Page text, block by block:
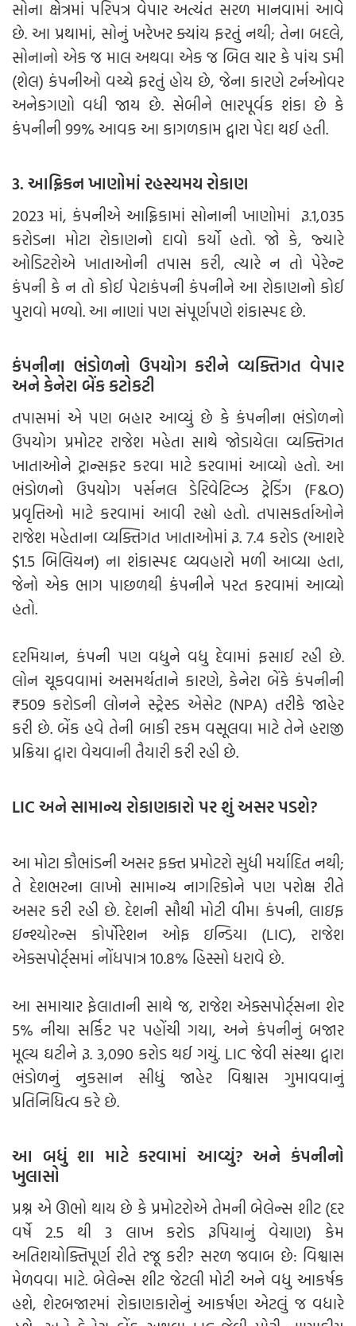
સોના ક્ષેત્રમાં પરિપત્ર વેપાર અત્યંત સરળ માનવામાં આવે
છે. આ પ્રથામાં, સોનું ખરેખર ક્યાંય ફરતું નથી; તેના બદલે,
સોનાનો એક જ માલ અથવા એક જ બિલ ચાર કે પાંચ ડમી
(શેલ) કંપનીઓ વચ્ચે ફરતું હોય છે, જેના કારણે ટર્નઓવર
અનેકગણો વધી જાય છે. સેબીને ભારપૂર્વક શંકા છે કે
કંપનીની 99% આવક આ કાગળકામ દ્વારા પેદા થઈ હતી.
3. આફ્રિકન ખાણોમાં રહસ્યમય રોકાણ
2023 માં, કંપનીએ આફ્રિકામાં સોનાની ખાણોમાં રૂ.1,035
કરોડના મોટા રોકાણનો દાવો કર્યો હતો. જો કે, જ્યારે
ઓડિટરોએ ખાતાઓની તપાસ કરી, ત્યારે ન તો પેરેન્ટ
કંપની કે ન તો કોઈ પેટાકંપની કંપનીને આ રોકાણનો કોઈ
પુરાવો મળ્યો. આ નાણાં પણ સંપૂર્ણપણે શંકાસ્પદ છે.
કંપનીના ભંડોળનો ઉપયોગ કરીને વ્યક્તિગત વેપાર
અને કેનેરા બેંક કટોકટી
તપાસમાં એ પણ બહાર આવ્યું છે કે કંપનીના ભંડોળનો
ઉપયોગ પ્રમોટર રાજેશ મહેતા સાથે જોડાયેલા વ્યક્તિગત
ખાતાઓને ટ્રાન્સફર કરવા માટે કરવામાં આવ્યો હતો. આ
ભંડોળનો ઉપયોગ પર્સનલ ડેરિવેટિવ્ઝ ટ્રેડિંગ (F&O)
પ્રવૃત્તિઓ માટે કરવામાં આવી રહ્યો હતો. તપાસકર્તાઓને
રાજેશ મહેતાના વ્યક્તિગત ખાતાઓમાં રૂ. 7.4 કરોડ (આશરે
$1.5 બિલિયન) ના શંકાસ્પદ વ્યવહારો મળી આવ્યા હતા,
જેનો એક ભાગ પાછળથી કંપનીને પરત કરવામાં આવ્યો
હતો.
દરમિયાન, કંપની પણ વધુને વધુ દેવામાં ફસાઈ રહી છે.
લોન ચૂકવવામાં અસમર્થતાને કારણે, કેનેરા બેંકે કંપનીની
₹509 કરોડની લોનને સ્ટ્રેસ્ડ એસેટ (NPA) તરીકે જાહેર
કરી છે. બેંક હવે તેની બાકી રકમ વસૂલવા માટે તેને હરાજી
પ્રક્રિયા દ્વારા વેચવાની તૈયારી કરી રહી છે.
LIC અને સામાન્ય રોકાણકારો પર શું અસર પડશે?
આ મોટા કૌભાંડની અસર ફક્ત પ્રમોટરો સુધી મર્યાદિત નથી;
તે દેશભરના લાખો સામાન્ય નાગરિકોને પણ પરોક્ષ રીતે
અસર કરી રહી છે. દેશની સૌથી મોટી વીમા કંપની, લાઇફ
ઇન્શ્યોરન્સ કોર્પોરેશન ઓફ ઇન્ડિયા (LIC), રાજેશ
એક્સપોર્ટ્સમાં નોંધપાત્ર 10.8% હિસ્સો ધરાવે છે.
આ સમાચાર ફેલાતાની સાથે જ, રાજેશ એક્સપોર્ટ્સના શેર
5% નીચા સર્કિટ પર પહોંચી ગયા, અને કંપનીનું બજાર
મૂલ્ય ઘટીને રૂ. 3,090 કરોડ થઈ ગયું. LIC જેવી સંસ્થા દ્વારા
ભંડોળનું નુકસાન સીધું જાહેર વિશ્વાસ ગુમાવવાનું
પ્રતિનિધિત્વ કરે છે.
આ બધું શા માટે કરવામાં આવ્યું? અને કંપનીનો
ખુલાસો
પ્રશ્ન એ ઊભો થાય છે કે પ્રમોટરોએ તેમની બેલેન્સ શીટ (દર
વર્ષે 2.5 થી 3 લાખ કરોડ રૂપિયાનું વેચાણ) કેમ
અતિશયોક્તિપૂર્ણ રીતે રજૂ કરી? સરળ જવાબ છે: વિશ્વાસ
મેળવવા માટે. બેલેન્સ શીટ જેટલી મોટી અને વધુ આકર્ષક
હશે, શેરબજારમાં રોકાણકારોનું આકર્ષણ એટલું જ વધારે